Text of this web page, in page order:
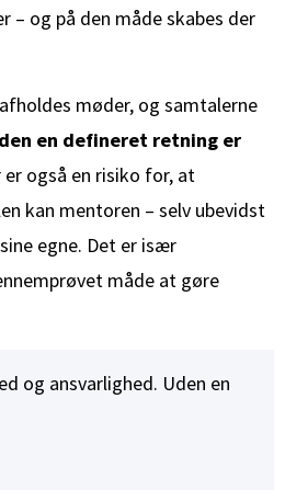
og på den måde skabes der
møder, og samtalerne
en defineret retning er
er også en risiko for, at
kan mentoren – selv ubevidst
egne. Det er især
måde at gøre
og ansvarlighed. Uden en